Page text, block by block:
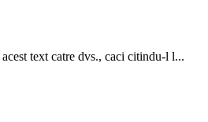
text catre dvs., caci citindu-l l...